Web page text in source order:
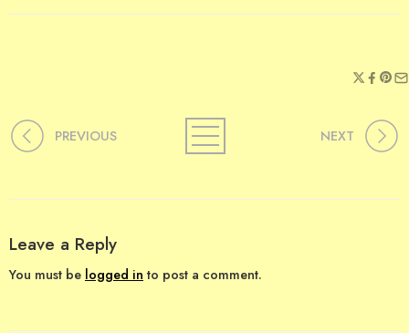
PREVIOUS NEXT
Leave a Reply
You must be logged in to post a comment.